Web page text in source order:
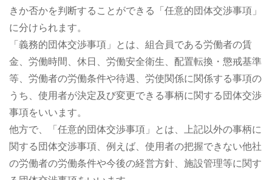
きか否かを判断することができる「任意的団体交渉事項」
に分けられます。
「義務的団体交渉事項」とは、組合員である労働者の賃
金、労働時間、休日、労働安全衛生、配置転換・懲戒基準
等、労働者の労働条件や待遇、労使関係に関係する事項の
うち、使用者が決定及び変更できる事柄に関する団体交渉
事項をいいます。
他方で、「任意的団体交渉事項」とは、上記以外の事柄に
関する団体交渉事項、例えば、使用者の把握できない他社
の労働者の労働条件や今後の経営方針、施設管理等に関す